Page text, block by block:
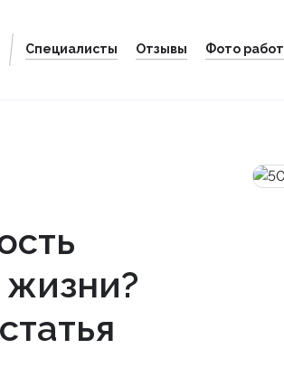
Специалисты Отзывы Фото работ